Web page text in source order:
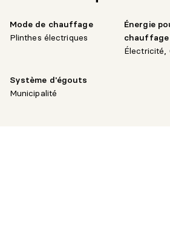
Mode de chauffage
Plinthes électriques
Énergie
chauffage
Électricité,
Système d'égouts
Municipalité